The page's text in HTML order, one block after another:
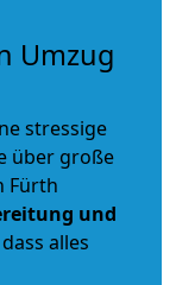
Umzug
stressige
über große
Fürth
und
alles